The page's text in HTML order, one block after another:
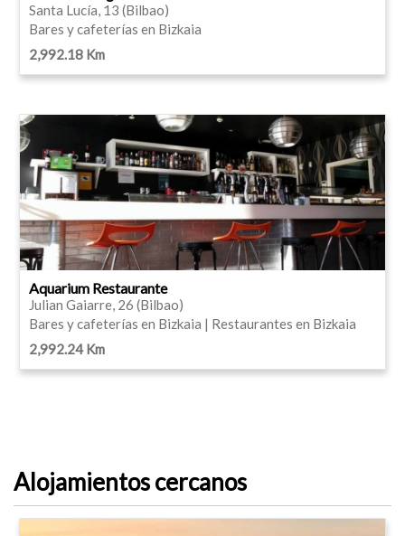
Santa Lucía, 13 (Bilbao)
Bares y cafeterías en Bizkaia
2,992.18 Km
Aquarium Restaurante
Julian Gaiarre, 26 (Bilbao)
Bares y cafeterías en Bizkaia | Restaurantes en Bizkaia
2,992.24 Km
Alojamientos cercanos